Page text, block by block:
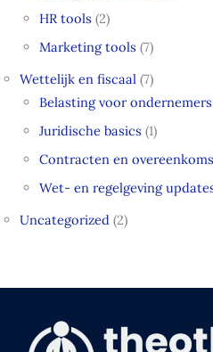
HR tools (2)
Marketing tools (7)
Wettelijk en fiscaal (7)
Belasting voor ondernemers
Juridische basics (1)
Contracten en
Wet- en regelgeving
Uncategorized (2)